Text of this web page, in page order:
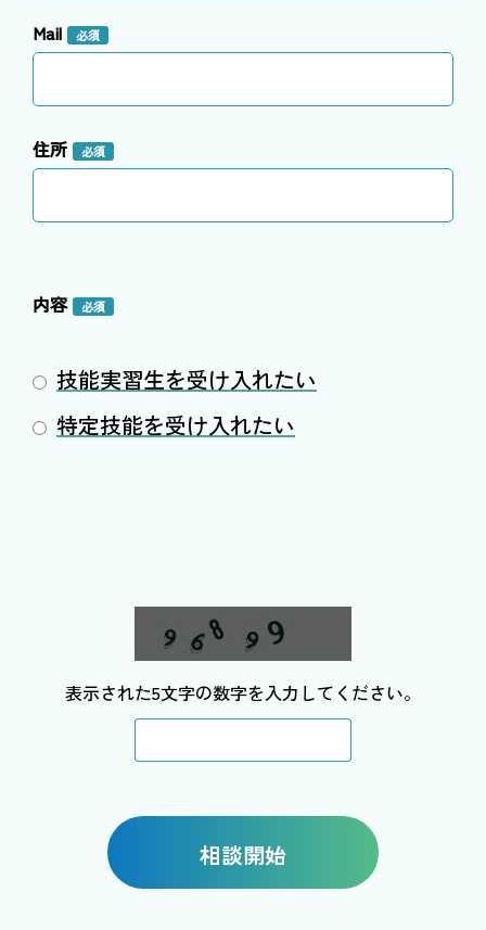
Mail 必須
住所 必須
内容 必須
技能実習生を受け入れたい
特定技能を受け入れたい
表示された5文字の数字を入力してください。